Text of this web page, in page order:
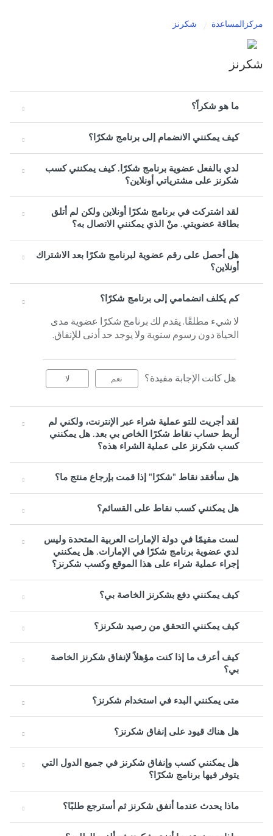
مركزالمساعدة شكرنز
شكرنز
ما هو شكراً؟
كيف يمكنني الانضمام إلى برنامج شكرًا؟
لدي بالفعل عضوية برنامج شكرًا. كيف يمكنني كسب
شكرنز على مشترياتي أونلاين؟
لقد اشتركت في برنامج شكرًا أونلاين ولكن لم أتلق
بطاقة عضويتي. منْ الذي يمكنني الاتصال به؟
هل أحصل على رقم عضوية لبرنامج شكرًا بعد الاشتراك
أونلاين؟
كم يكلف انضمامي إلى برنامج شكرًا؟
لا شيء مطلقًا. يقدم لك برنامج شكرًا عضوية مدى
الحياة دون رسوم سنوية ولا يوجد حد أدنى للإنفاق.
هل كانت الإجابة مفيدة؟ نعم لا
لقد أجريت للتو عملية شراء عبر الإنترنت، ولكني لم
أربط حساب نقاط شكرًا الخاص بي بعد. هل يمكنني
كسب شكرنز على عملية الشراء هذه؟
هل سأفقد نقاط "شكرًا" إذا قمت بإرجاع منتج ما؟
هل يمكنني كسب نقاط على القسائم؟
لست مقيمًا في دولة الإمارات العربية المتحدة وليس
لدي عضوية برنامج شكرًا في الإمارات. هل يمكنني
إجراء عملية شراء على هذا الموقع وكسب شكرنز؟
كيف يمكنني دفع بشكرنز الخاصة بي؟
كيف يمكنني التحقق من رصيد شكرنز؟
كيف أعرف ما إذا كنت مؤهلاً لإنفاق شكرنز الخاصة
بي؟
متى يمكنني البدء في استخدام شكرنز؟
هل هناك قيود على إنفاق شكرنز؟
هل يمكنني كسب وإنفاق شكرنز في جميع الدول التي
يتوفر فيها برنامج شكرًا؟
ماذا يحدث عندما أنفق شكرنز ثم أسترجع طلبًا؟